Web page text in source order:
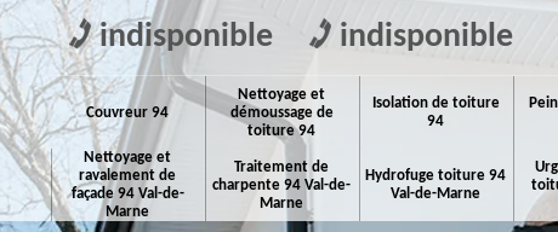
indisponible indisponible
Couvreur 94
Nettoyage et
démoussage de
toiture 94
Isolation de toiture
94
Nettoyage et
ravalement de
façade 94 Val-de-
Marne
Traitement de
charpente 94 Val-de-
Marne
Hydrofuge toiture 94
Val-de-Marne